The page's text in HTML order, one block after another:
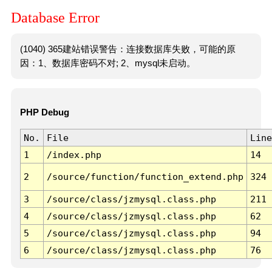
Database Error
(1040) 365建站错误警告：连接数据库失败，可能的原
因：1、数据库密码不对; 2、mysql未启动。
PHP Debug
No. File
Line
1
/index.php 14
2 /source/function/function_extend.php 324
3 /source/class/jzmysql.class.php
211
4
/source/class/jzmysql.class.php
62
5
/source/class/jzmysql.class.php
94
6
/source/class/jzmysql.class.php 76